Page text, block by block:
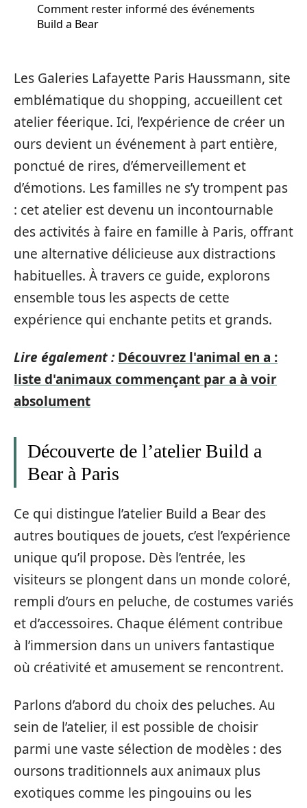
Comment rester informé des événements
Build a Bear
Les Galeries Lafayette Paris Haussmann, site
emblématique du shopping, accueillent cet
atelier féerique. Ici, l’expérience de créer un
ours devient un événement à part entière,
ponctué de rires, d’émerveillement et
d’émotions. Les familles ne s’y trompent pas
: cet atelier est devenu un incontournable
des activités à faire en famille à Paris, offrant
une alternative délicieuse aux distractions
habituelles. À travers ce guide, explorons
ensemble tous les aspects de cette
expérience qui enchante petits et grands.
Lire également : Découvrez l'animal en a :
liste d'animaux commençant par a à voir
absolument
Découverte de l’atelier Build a
Bear à Paris
Ce qui distingue l’atelier Build a Bear des
autres boutiques de jouets, c’est l’expérience
unique qu’il propose. Dès l’entrée, les
visiteurs se plongent dans un monde coloré,
rempli d’ours en peluche, de costumes variés
et d’accessoires. Chaque élément contribue
à l’immersion dans un univers fantastique
où créativité et amusement se rencontrent.
Parlons d’abord du choix des peluches. Au
sein de l’atelier, il est possible de choisir
parmi une vaste sélection de modèles : des
oursons traditionnels aux animaux plus
exotiques comme les pingouins ou les